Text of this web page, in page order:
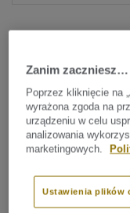
Zanim zaczniesz…
Poprzez kliknięcie na
wyrażona zgoda na
urządzeniu w celu
analizowania
marketingowych.
Ustawienia plików